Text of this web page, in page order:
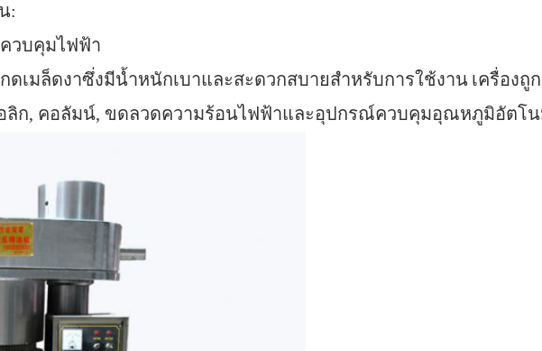
:
ควบคุมไฟฟ้า
ดเมล็ดงาซึ่งมีน้ำหนักเบาและสะดวกสบายสำหรับการใช้งาน เครื่องถู
ลิก, คอลัมน์, ขดลวดความร้อนไฟฟ้าและอุปกรณ์ควบคุมอุณหภูมิอัตโ